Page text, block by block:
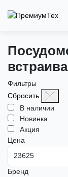
Фильтры
Сбросить
В наличии
Новинка
Акция
Цена
Бренд